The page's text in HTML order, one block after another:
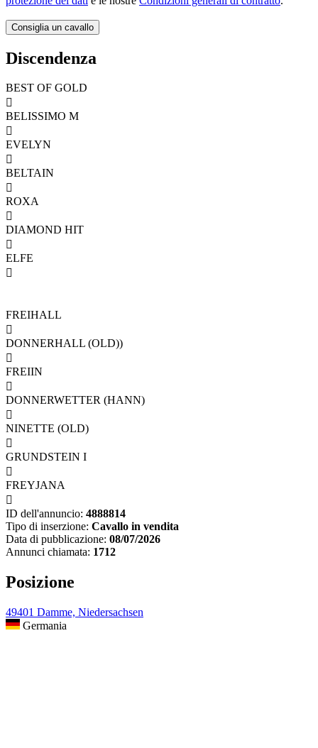
Discendenza
BEST OF GOLD

BELISSIMO M

EVELYN

BELTAIN

ROXA

DIAMOND HIT

ELFE

FREIHALL

DONNERHALL (OLD))

FREIIN

DONNERWETTER (HANN)

NINETTE (OLD)

GRUNDSTEIN I

FREYJANA

ID dell'annuncio: 4888814
Tipo di inserzione: Cavallo in vendita
Data di pubblicazione: 08/07/2026
Annunci chiamata: 1712
Posizione
49401 Damme, Niedersachsen
Germania